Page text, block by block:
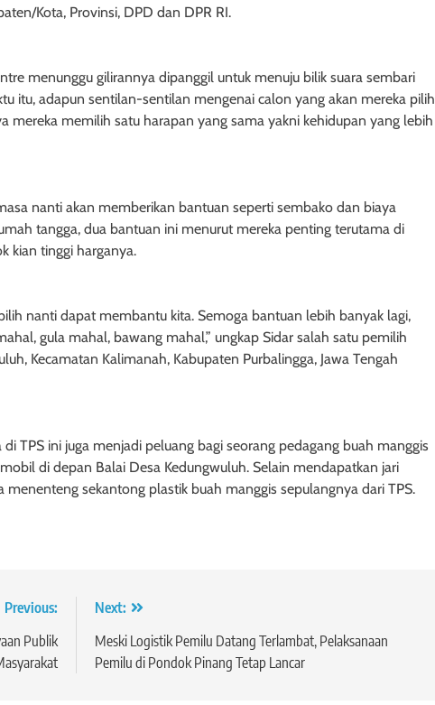
Kota, Provinsi, DPD dan DPR RI.
menunggu gilirannya dipanggil untuk menuju bilik suara sembari
itu, adapun sentilan-sentilan mengenai calon yang akan mereka pilih
mereka memilih satu harapan yang sama yakni kehidupan yang lebih
nanti akan memberikan bantuan seperti sembako dan biaya
tangga, dua bantuan ini menurut mereka penting terutama di
kian tinggi harganya.
nanti dapat membantu kita. Semoga bantuan lebih banyak lagi,
gula mahal, bawang mahal,” ungkap Sidar salah satu pemilih
Kecamatan Kalimanah, Kabupaten Purbalingga, Jawa Tengah
TPS ini juga menjadi peluang bagi seorang pedagang buah manggis
di depan Balai Desa Kedungwuluh. Selain mendapatkan jari
menenteng sekantong plastik buah manggis sepulangnya dari TPS.
Previous:
Publik
Next:
Meski Logistik Pemilu Datang Terlambat, Pelaksanaan
Pemilu di Pondok Pinang Tetap Lancar